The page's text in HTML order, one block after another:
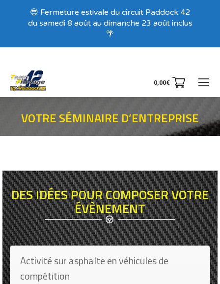
0,00€
VOTRE SÉMINAIRE D’ENTREPRISE
DES IDÉES POUR COMPOSER VOTRE
ÉVÈNEMENT
Activité sur asphalte en véhicules de
compétition
Recevez nos offres exclusives !
😎 Fermeture estivale du circuit Paddock 42
du samedi 8 août au dimanche 23 août inclus
🌴